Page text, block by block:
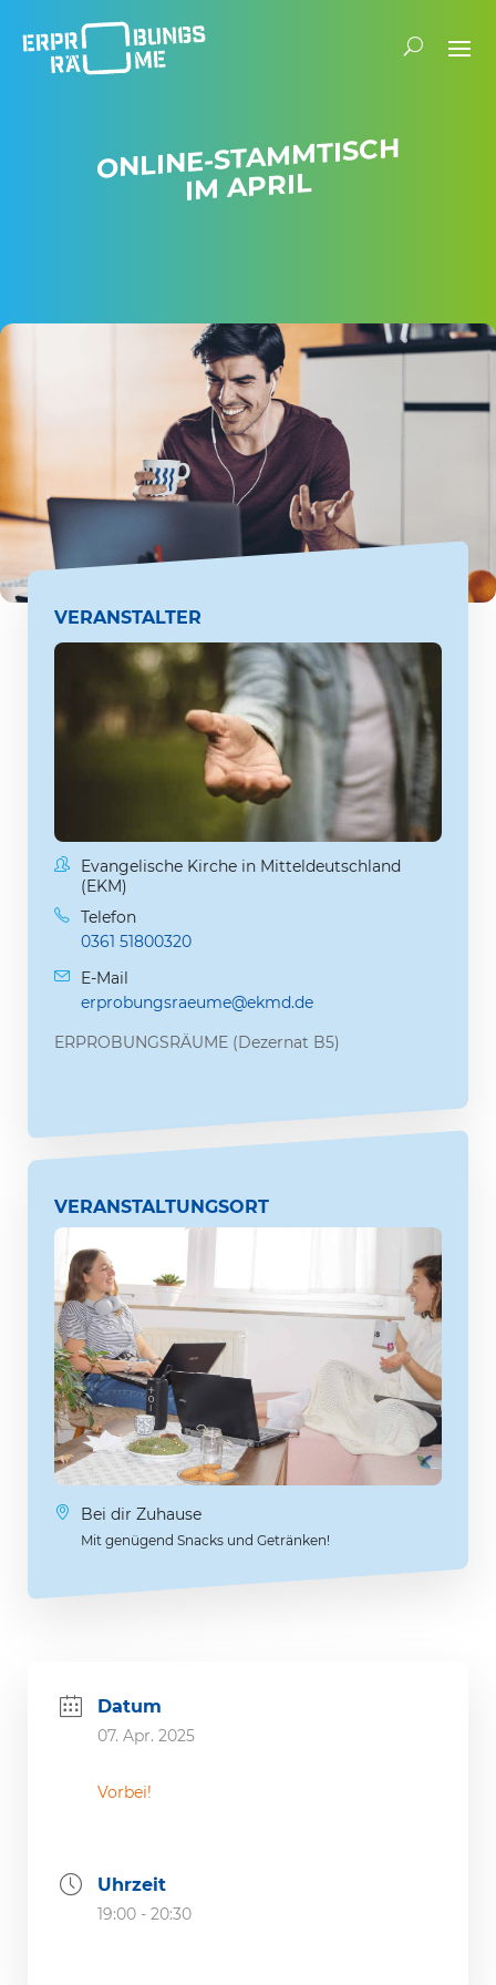
ONLINE-STAMM­TISCH
IM APRIL
VERANSTALTER
Evangelische Kirche in Mitteldeutschland
(EKM)
Telefon
0361 51800320
E-Mail
erprobungsraeume@ekmd.de
ERPROBUNGSRÄUME (Dezernat B5)
VERANSTALTUNGSORT
Bei dir Zuhause
Mit genügend Snacks und Getränken!
Datum
07. Apr. 2025
Vorbei!
Uhrzeit
19:00 - 20:30